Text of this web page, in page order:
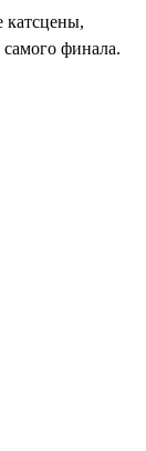
катсцены,
финала.